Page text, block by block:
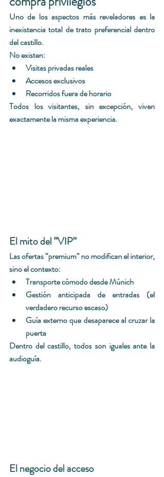
Uno de los aspectos más reveladores es la
inexistencia total de trato preferencial dentro
del castillo.
No existen:
Visitas privadas reales
Accesos exclusivos
Recorridos fuera de horario
Todos los visitantes, sin excepción, viven
exactamente la misma experiencia.
El mito del “VIP”
Las ofertas “premium” no modifican el interior,
sino el contexto:
Transporte cómodo desde Múnich
Gestión anticipada de entradas (el
verdadero recurso escaso)
Guía externo que desaparece al cruzar la
puerta
Dentro del castillo, todos son iguales ante la
audioguía.
El negocio del acceso